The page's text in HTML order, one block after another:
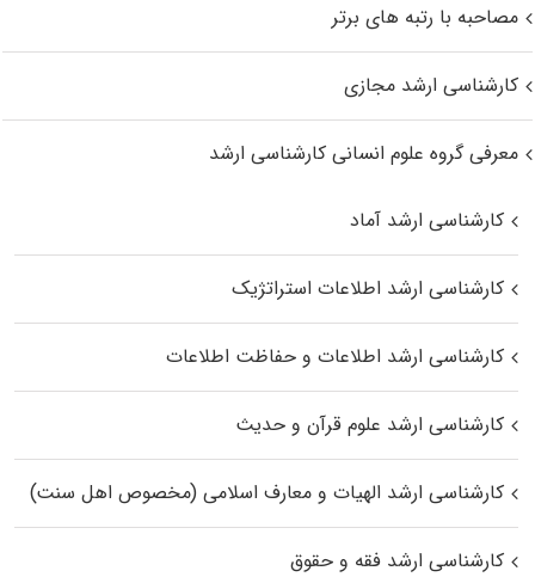
مصاحبه با رتبه های برتر
کارشناسی ارشد مجازی
معرفی گروه علوم انسانی کارشناسی ارشد
کارشناسی ارشد آماد
کارشناسی ارشد اطلاعات استراتژیک
کارشناسی ارشد اطلاعات و حفاظت اطلاعات
کارشناسی ارشد علوم قرآن و حدیث
کارشناسی ارشد الهیات و معارف اسلامی (مخصوص اهل سنت)
کارشناسی ارشد فقه و حقوق